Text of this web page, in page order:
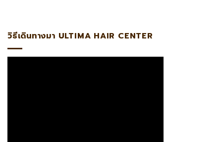
วิธีเดินทางมา ULTIMA HAIR CENTER